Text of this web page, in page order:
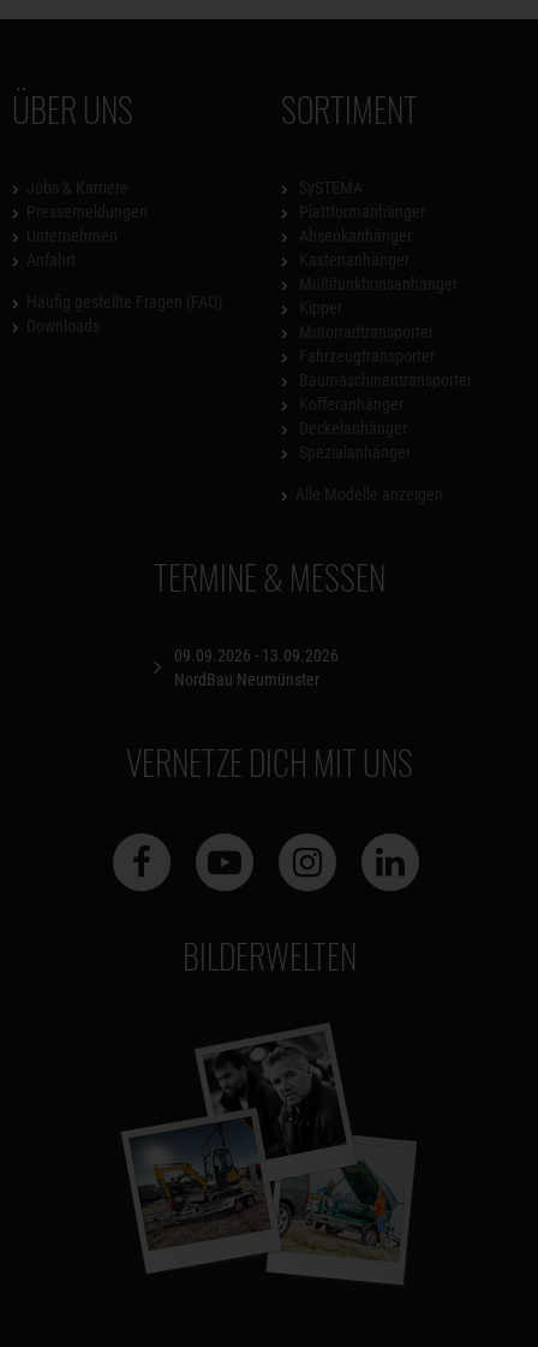
ÜBER UNS SORTIMENT
TERMINE & MESSEN
09.09.2026 - 13.09.2026
NordBau Neumünster
VERNETZE DICH MIT UNS
BILDERWELTEN